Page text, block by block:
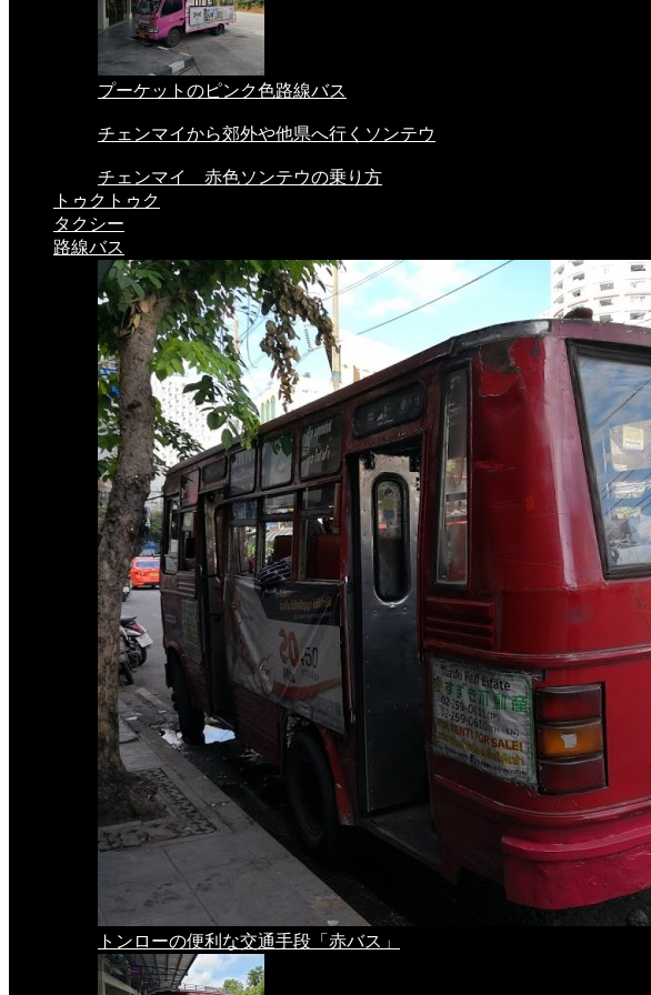
プーケットのピンク色路線バス
チェンマイから郊外や他県へ行くソンテウ
チェンマイ 赤色ソンテウの乗り方
トゥクトゥク
タクシー
路線バス
トンローの便利な交通手段「赤バス」